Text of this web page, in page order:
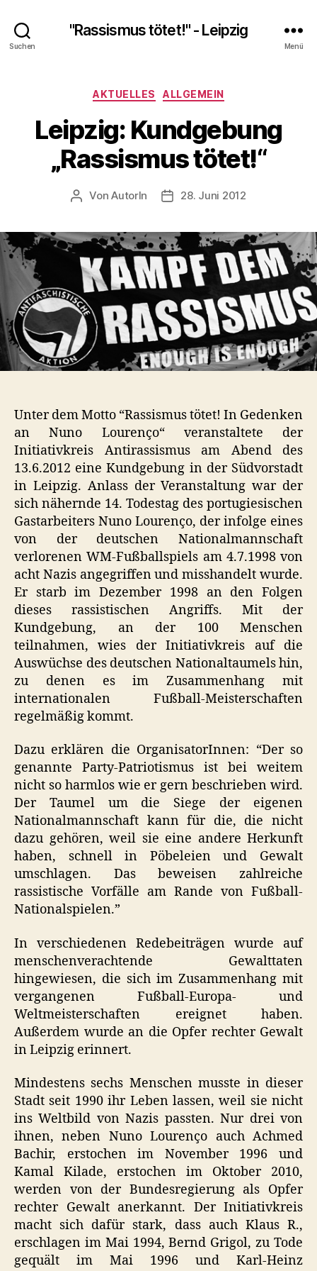
Suchen
"Rassismus tötet!" - Leipzig
Menü
Kategorien
AKTUELLES ALLGEMEIN
Leipzig: Kundgebung
„Rassismus tötet!“
Beitragsautor
VonAutorIn Veröffentlichungsdatum
28. Juni 2012
Unter dem Motto “Rassismus tötet! In Gedenken
an Nuno Lourenço“ veranstaltete der
Initiativkreis Antirassismus am Abend des
13.6.2012 eine Kundgebung in der Südvorstadt
in Leipzig. Anlass der Veranstaltung war der
sich nähernde 14. Todestag des portugiesischen
Gastarbeiters Nuno Lourenço, der infolge eines
von der deutschen Nationalmannschaft
verlorenen WM-Fußballspiels am 4.7.1998 von
acht Nazis angegriffen und misshandelt wurde.
Er starb im Dezember 1998 an den Folgen
dieses rassistischen Angriffs. Mit der
Kundgebung, an der 100 Menschen
teilnahmen, wies der Initiativkreis auf die
Auswüchse des deutschen Nationaltaumels hin,
zu denen es im Zusammenhang mit
internationalen Fußball-Meisterschaften
regelmäßig kommt.
Dazu erklären die OrganisatorInnen: “Der so
genannte Party-Patriotismus ist bei weitem
nicht so harmlos wie er gern beschrieben wird.
Der Taumel um die Siege der eigenen
Nationalmannschaft kann für die, die nicht
dazu gehören, weil sie eine andere Herkunft
haben, schnell in Pöbeleien und Gewalt
umschlagen. Das beweisen zahlreiche
rassistische Vorfälle am Rande von Fußball-
Nationalspielen.”
In verschiedenen Redebeiträgen wurde auf
menschenverachtende Gewalttaten
hingewiesen, die sich im Zusammenhang mit
vergangenen Fußball-Europa- und
Weltmeisterschaften ereignet haben.
Außerdem wurde an die Opfer rechter Gewalt
in Leipzig erinnert.
Mindestens sechs Menschen musste in dieser
Stadt seit 1990 ihr Leben lassen, weil sie nicht
ins Weltbild von Nazis passten. Nur drei von
ihnen, neben Nuno Lourenço auch Achmed
Bachir, erstochen im November 1996 und
Kamal Kilade, erstochen im Oktober 2010,
werden von der Bundesregierung als Opfer
rechter Gewalt anerkannt. Der Initiativkreis
macht sich dafür stark, dass auch Klaus R.,
erschlagen im Mai 1994, Bernd Grigol, zu Tode
gequält im Mai 1996 und Karl-Heinz